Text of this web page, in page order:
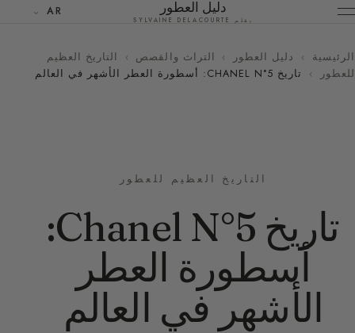
دليل العطور
بقلم SYLVAINE DELACOURTE
AR
الرئيسية › دليل العطور › التراث والقصص ›
التاريخ العظيم
للعطور
› تاريخ CHANEL N°5: أسطورة العطر الأشهر في العالم
التاريخ العظيم للعطور
تاريخ Chanel N°5:
أسطورة العطر
الأشهر في العالم